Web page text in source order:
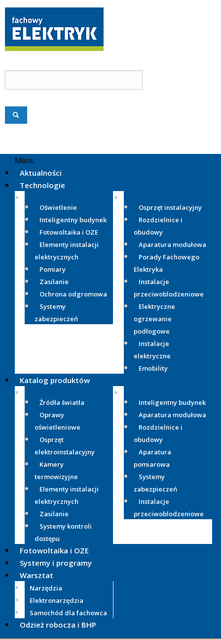
Menu
Aktualności
Technologie
Oświetlenie
Inteligentny budynek
Fotowoltaika i OZE
Elementy instalacji
elektrycznych
Pomiary
Zasilanie
Ochrona odgromowa
Systemy
zabezpieczeń
Osprzęt instalacyjny
Rozdzielnice i
obudowy
Aparatura modułowa
Porady Fachowego
Elektryka
Instalacje
przeciwoblodzeniowe
Elektryczne
ogrzewanie
podłogowe
Instalacje
elektryczne
Emobility
Katalog produktów
Źródła światła
Oprawy
oświetleniowe
Osprzęt
elektroinstalacyjny
Kamery
termowizyjne
Elementy instalacji
elektrycznych
Zasilanie
Systemy kontroli
dostępu
Inteligentny budynek
Aparatura modułowa
Rozdzielnice i
obudowy
Aparatura
pomiarowa
Systemy
zabezpieczeń
Instalacje
przeciwoblodzeniowe
Fotowoltaika i OZE
Systemy i programy
Warsztat
Narzędzia
Elektronarzędzia
Samochód dla fachowca
Odzież robocza i BHP